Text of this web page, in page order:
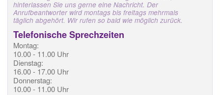
hinterlassen Sie uns gerne eine Nachricht. Der
Anrufbeantworter wird montags bis freitags mehrmals
täglich abgehört. Wir rufen so bald wie möglich zurück.
Telefonische Sprechzeiten
Montag:
10.00 - 11.00 Uhr
Dienstag:
16.00 - 17.00 Uhr
Donnerstag:
10.00 - 11.00 Uhr